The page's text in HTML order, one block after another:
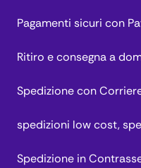
Pagamenti sicuri con
Ritiro e consegna a
Spedizione con
spedizioni low cost,
Spedizione in